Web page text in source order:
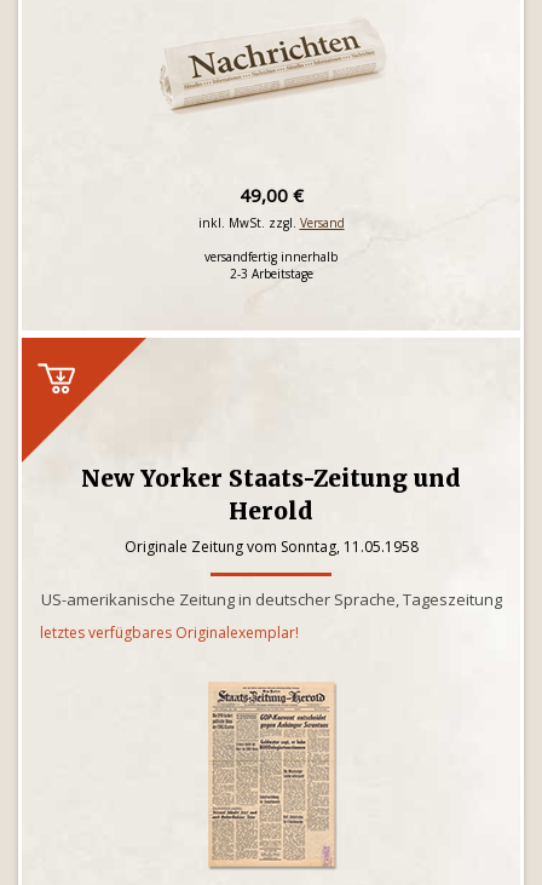
49,00 €
inkl. MwSt. zzgl. Versand
versandfertig innerhalb
2-3 Arbeitstage
New Yorker Staats-Zeitung und
Herold
Originale Zeitung vom Sonntag, 11.05.1958
US-amerikanische Zeitung in deutscher Sprache, Tageszeitung
letztes verfügbares Originalexemplar!